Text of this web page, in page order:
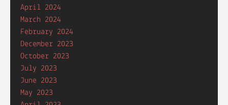
April 2024
March 2024
February 2024
December 2023
October 2023
July 2023
June 2023
May 2023